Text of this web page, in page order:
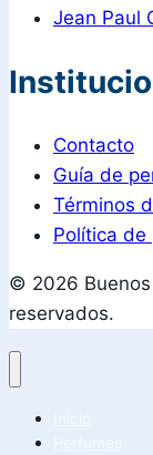
Jean Paul
Contacto
Guía de
Términos
Política de
© 2026 Buenos
reservados.